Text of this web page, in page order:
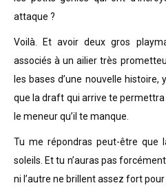
attaque ?
Voilà. Et avoir deux gros
associés à un ailier très
les bases d’une nouvelle histoire,
que la draft qui arrive te
le meneur qu’il te manque.
Tu me répondras peut-être que
soleils. Et tu n’auras pas
ni l’autre ne brillent assez fort